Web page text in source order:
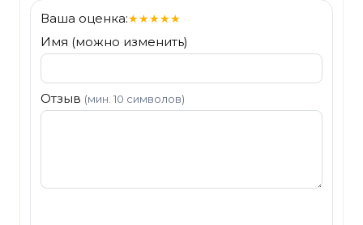
Ваша оценка:★★★★★
Имя (можно изменить)
Отзыв (мин. 10 символов)